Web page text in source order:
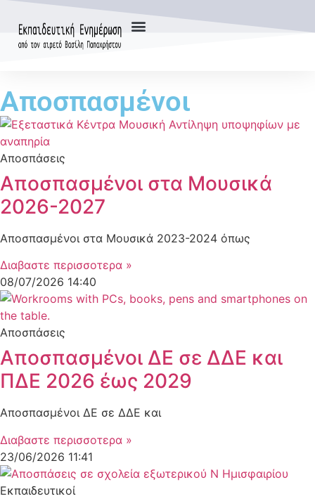
Αποσπασμένοι
Αποσπάσεις
Αποσπασμένοι στα Μουσικά
2026-2027
Αποσπασμένοι στα Μουσικά 2023-2024 όπως
Διαβαστε περισσοτερα »
08/07/2026 14:40
Αποσπάσεις
Αποσπασμένοι ΔΕ σε ΔΔΕ και
ΠΔΕ 2026 έως 2029
Αποσπασμένοι ΔΕ σε ΔΔΕ και
Διαβαστε περισσοτερα »
23/06/2026 11:41
Εκπαιδευτικοί